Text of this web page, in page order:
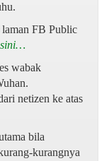
FB Public
wabak
netizen ke atas
bila
kurangnya